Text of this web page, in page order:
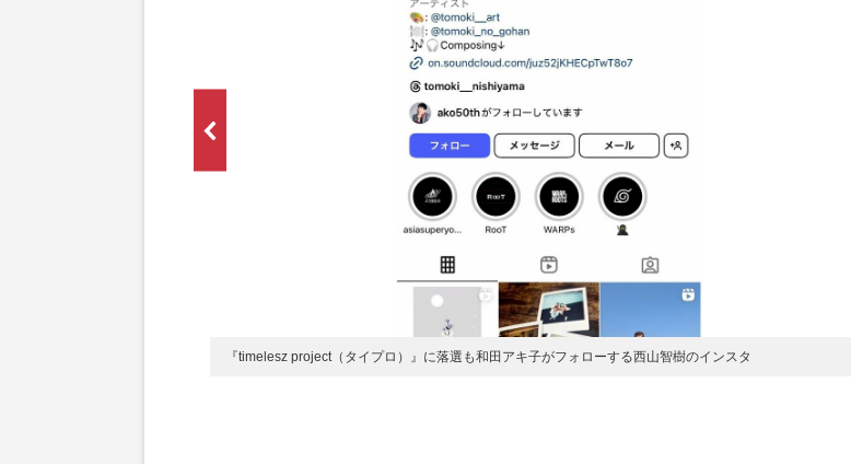
『timelesz project（タイプロ）』に落選も和田アキ子がフォローする西山智樹のインスタ